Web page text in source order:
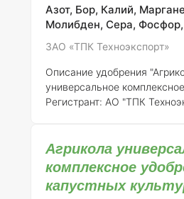
специально разработанным
полноценного питания
применения на различных
способствуя улучшению их
обеспечивая рас
Азот, Бор, Калий,
Молибден, Сера,
ЗАО «ТПК Техноэкспорт»
Описание удобрения
универсальное
Регистрант: АО "ТПК
регистрации от 21.07.2015
Агрикола
комплексное удобрение
сбалансированное
Агрикола
комплексное
капустных